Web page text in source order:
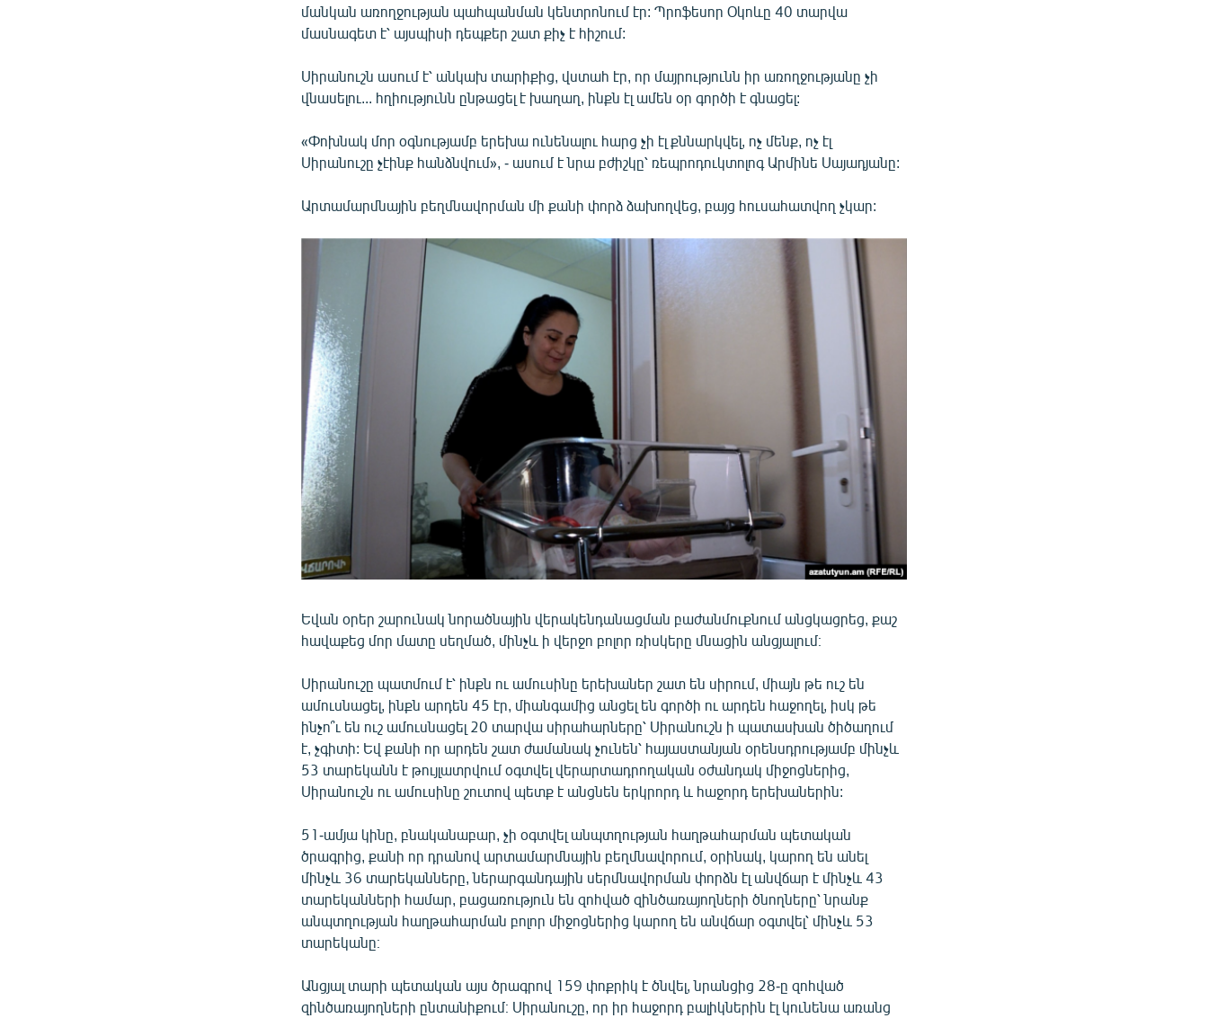
մանկան առողջության պահպանման կենտրոնում էր: Պրոֆեսոր Օկոևը 40 տարվա
մասնագետ է՝ այսպիսի դեպքեր շատ քիչ է հիշում:
Սիրանուշն ասում է՝ անկախ տարիքից, վստահ էր, որ մայրությունն իր առողջությանը չի
վնասելու... հղիությունն ընթացել է խաղաղ, ինքն էլ ամեն օր գործի է գնացել:
«Փոխնակ մոր օգնությամբ երեխա ունենալու հարց չի էլ քննարկվել, ոչ մենք, ոչ էլ
Սիրանուշը չէինք հանձնվում», - ասում է նրա բժիշկը՝ ռեպրոդուկտոլոգ Արմինե Սայադյանը:
Արտամարմնային բեղմնավորման մի քանի փորձ ձախողվեց, բայց հուսահատվող չկար:
Եվան օրեր շարունակ նորածնային վերակենդանացման բաժանմուքնում անցկացրեց, քաշ
հավաքեց մոր մատը սեղմած, մինչև ի վերջո բոլոր ռիսկերը մնացին անցյալում։
Սիրանուշը պատմում է՝ ինքն ու ամուսինը երեխաներ շատ են սիրում, միայն թե ուշ են
ամուսնացել, ինքն արդեն 45 էր, միանգամից անցել են գործի ու արդեն հաջողել, իսկ թե
ինչո՞ւ են ուշ ամուսնացել 20 տարվա սիրահարները՝ Սիրանուշն ի պատասխան ծիծաղում
է, չգիտի: Եվ քանի որ արդեն շատ ժամանակ չունեն՝ հայաստանյան օրենսդրությամբ մինչև
53 տարեկանն է թույլատրվում օգտվել վերարտադրողական օժանդակ միջոցներից,
Սիրանուշն ու ամուսինը շուտով պետք է անցնեն երկրորդ և հաջորդ երեխաներին:
51-ամյա կինը, բնականաբար, չի օգտվել անպտղության հաղթահարման պետական
ծրագրից, քանի որ դրանով արտամարմնային բեղմնավորում, օրինակ, կարող են անել
մինչև 36 տարեկանները, ներարգանդային սերմնավորման փորձն էլ անվճար է մինչև 43
տարեկանների համար, բացառություն են զոհված զինծառայողների ծնողները՝ նրանք
անպտղության հաղթահարման բոլոր միջոցներից կարող են անվճար օգտվել՝ մինչև 53
տարեկանը։
Անցյալ տարի պետական այս ծրագրով 159 փոքրիկ է ծնվել, նրանցից 28-ը զոհված
զինծառայողների ընտանիքում։ Սիրանուշը, որ իր հաջորդ բալիկներին էլ կունենա առանց